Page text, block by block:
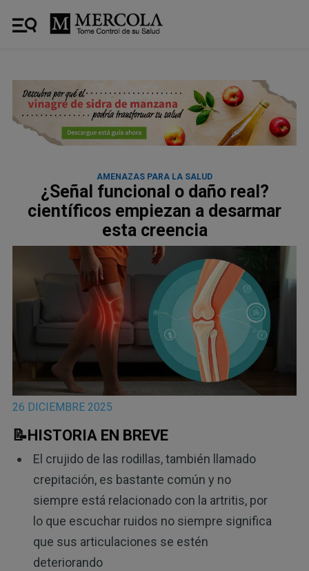
AMENAZAS PARA LA SALUD
¿Señal funcional o daño real?
científicos empiezan a desarmar
esta creencia
26 DICIEMBRE 2025
📝HISTORIA EN BREVE
El crujido de las rodillas, también llamado
crepitación, es bastante común y no
siempre está relacionado con la artritis, por
lo que escuchar ruidos no siempre significa
que sus articulaciones se estén
deteriorando